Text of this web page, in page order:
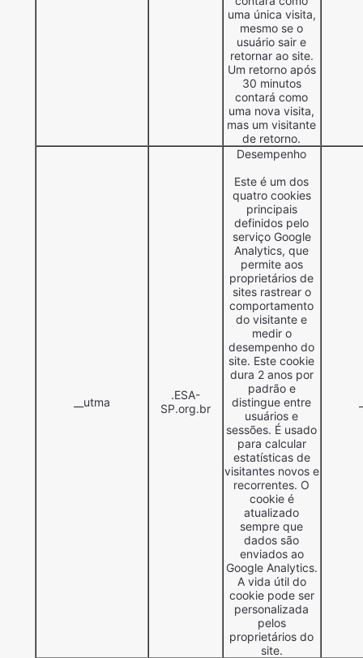
uma única visita,
mesmo se o
usuário sair e
retornar ao site.
Um retorno após
30 minutos
contará como
uma nova visita,
mas um visitante
de retorno.
__utma
.ESA-
SP.org.br
Desempenho
Este é um dos
quatro cookies
principais
definidos pelo
serviço Google
Analytics, que
permite aos
proprietários de
sites rastrear o
comportamento
do visitante e
medir o
desempenho do
site. Este cookie
dura 2 anos por
padrão e
distingue entre
usuários e
sessões. É usado
para calcular
estatísticas de
visitantes novos e
recorrentes. O
cookie é
atualizado
sempre que
dados são
enviados ao
Google Analytics.
A vida útil do
cookie pode ser
personalizada
pelos
proprietários do
site.